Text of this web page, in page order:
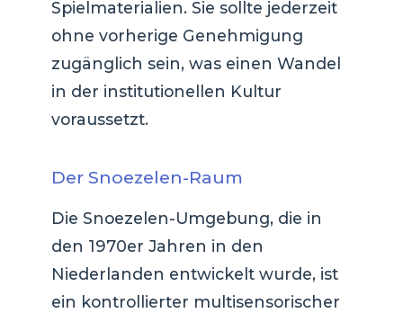
Spielmaterialien. Sie sollte jederzeit
ohne vorherige Genehmigung
zugänglich sein, was einen Wandel
in der institutionellen Kultur
voraussetzt.
Der Snoezelen-Raum
Die Snoezelen-Umgebung, die in
den 1970er Jahren in den
Niederlanden entwickelt wurde, ist
ein kontrollierter multisensorischer